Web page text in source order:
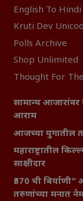
English To Hindi
Kruti Dev
Polls Archive
Shop Unlimited
Thought For
सामान्य आजारांवर
आराम
आजच्या युगातील
महाराष्ट्रातील
साक्षीदार
₹370 ची
तरुणांच्या मनात